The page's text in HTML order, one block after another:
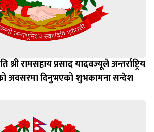
श्री रामसहाय प्रसाद यादवज्यूले अन्तर्राष्ट्रिय
अवसरमा दिनुभएको शुभकामना सन्देश